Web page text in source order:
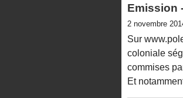
Emission
2 novembre
Sur
coloniale
commises
Et